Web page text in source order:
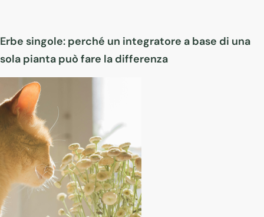
Erbe singole: perché un integratore a base di una
sola pianta può fare la differenza